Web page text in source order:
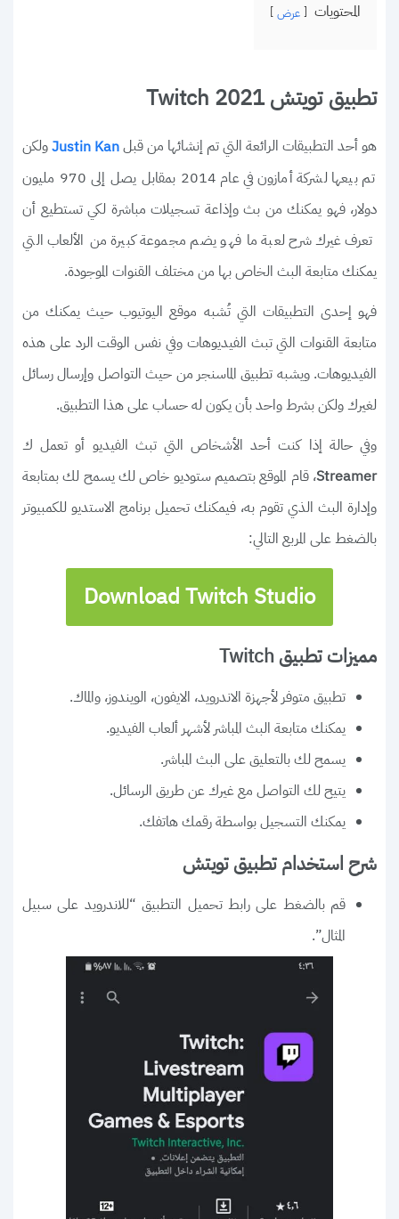
المحتويات عرض
تطبيق تويتش Twitch 2021
هو أحد التطبيقات الرائعة التي تم إنشائها من قبلJustin Kanولكن
تم بيعها لشركة أمازون في عام 2014 بمقابل يصل إلى 970 مليون
دولار، فهو يمكنك من بث وإذاعة تسجيلات مباشرة لكي تستطيع أن
تعرف غيرك شرح لعبة ما فهو يضم مجموعة كبيرة من الألعاب التي
يمكنك متابعة البث الخاص بها من مختلف القنوات الموجودة.
فهو إحدى التطبيقات التي تُشبه موقع اليوتيوب حيث يمكنك من
متابعة القنوات التي تبث الفيديوهات وفي نفس الوقت الرد على هذه
الفيديوهات. ويشبه تطبيق الماسنجر من حيث التواصل وإرسال رسائل
لغيرك ولكن بشرط واحد بأن يكون له حساب على هذا التطبيق.
وفي حالة إذا كنت أحد الأشخاص التي تبث الفيديو أو تعمل ك
Streamer، قام الموقع بتصميم ستوديو خاص لك يسمح لك بمتابعة
وإدارة البث الذي تقوم به، فيمكنك تحميل برنامج الاستديو للكمبيوتر
بالضغط على المربع التالي:
Download Twitch Studio
مميزات تطبيق Twitch
تطبيق متوفر لأجهزة الاندرويد، الايفون، الويندوز، والماك.
يمكنك متابعة البث المباشر لأشهر ألعاب الفيديو.
يسمح لك بالتعليق على البث المباشر.
يتيح لك التواصل مع غيرك عن طريق الرسائل.
يمكنك التسجيل بواسطة رقمك هاتفك.
شرح استخدام تطبيق تويتش
قم بالضغط على رابط تحميل التطبيق “للاندرويد على سبيل
المثال”.